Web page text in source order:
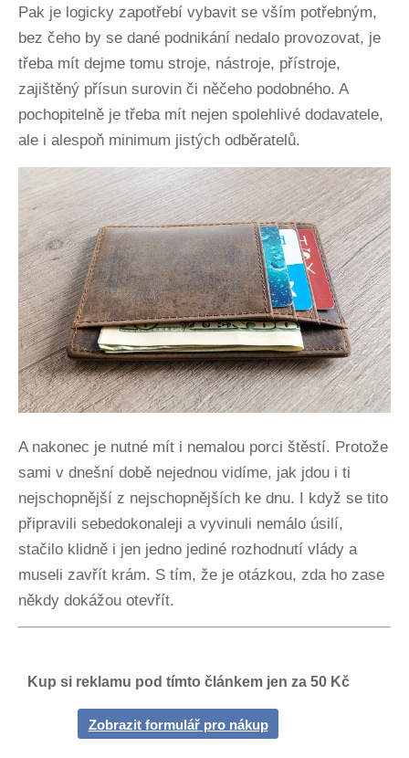
Pak je logicky zapotřebí vybavit se vším potřebným,
bez čeho by se dané podnikání nedalo provozovat, je
třeba mít dejme tomu stroje, nástroje, přístroje,
zajištěný přísun surovin či něčeho podobného. A
pochopitelně je třeba mít nejen spolehlivé dodavatele,
ale i alespoň minimum jistých odběratelů.
A nakonec je nutné mít i nemalou porci štěstí. Protože
sami v dnešní době nejednou vidíme, jak jdou i ti
nejschopnější z nejschopnějších ke dnu. I když se tito
připravili sebedokonaleji a vyvinuli nemálo úsilí,
stačilo klidně i jen jedno jediné rozhodnutí vlády a
museli zavřít krám. S tím, že je otázkou, zda ho zase
někdy dokážou otevřít.
Kup si reklamu pod tímto článkem jen za 50 Kč
Zobrazit formulář pro nákup